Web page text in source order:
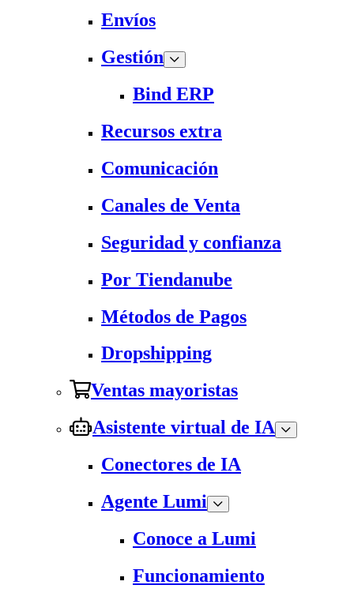
Envíos
Gestión
Bind ERP
Recursos extra
Comunicación
Canales de Venta
Seguridad y confianza
Por Tiendanube
Métodos de Pagos
Dropshipping
Ventas mayoristas
Asistente virtual de IA
Conectores de IA
Agente Lumi
Conoce a Lumi
Funcionamiento